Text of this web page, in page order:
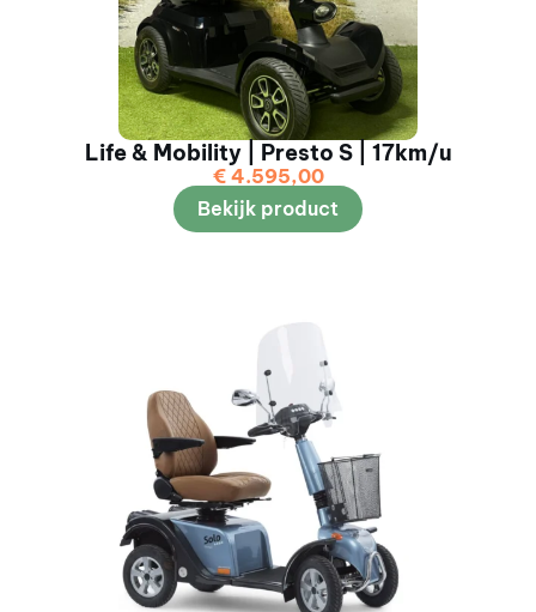
Life & Mobility | Presto S | 17km/u
€4.595,00
Bekijk product